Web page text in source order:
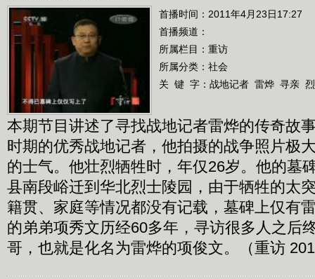
首播时间：2011年4月23日17:27
首播频道：
所属栏目： 重访
所属分类：社会
关 键 字： 战地记者 雷烨 寻亲
本期节目讲述了寻找战地记者雷烨的传奇故
时期的优秀战地记者，他拍摄的战争照片极
的士气。他壮烈牺牲时，年仅26岁。他的墓
县南段峪迁到华北烈士陵园，由于牺牲的太
籍贯、家庭等情况都没有记载，墓碑上仅有
的弟弟项秀文历经60多年，寻访很多人之后
哥，也就是化名为雷烨的项俊文。（重访